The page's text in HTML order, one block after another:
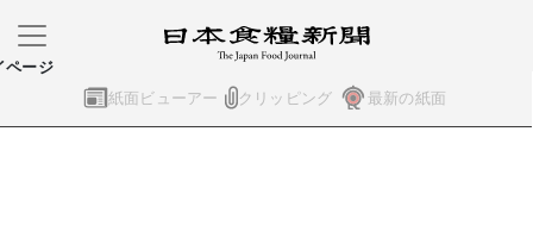
紙面ビューアー クリッピング 最新の紙面
ページ